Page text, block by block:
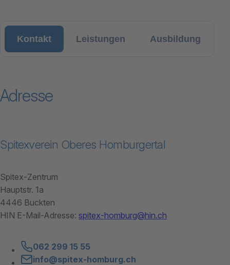
Kontakt Leistungen Ausbildung
Adresse
Spitexverein Oberes Homburgertal
Spitex-Zentrum
Hauptstr. 1a
4446 Buckten
HIN E-Mail-Adresse: spitex-homburg@hin.ch
062 299 15 55
info@spitex-homburg.ch